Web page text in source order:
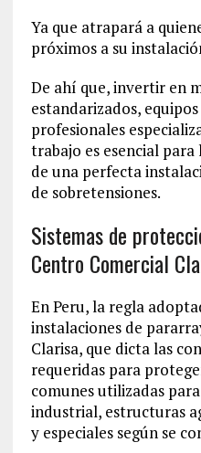
Ya que atrapará a
próximos a su
De ahí que, invertir en
estandarizados,
profesionales
trabajo es esencial
de una perfecta
de sobretensiones.
Sistemas de
Centro Comercial
En Peru, la regla
instalaciones de
Clarisa, que dicta las
requeridas para
comunes utilizadas
industrial, estructuras
y especiales según se